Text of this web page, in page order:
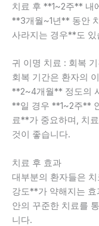
치료 후 **1~2주** 내
**3개월~1년** 동안
사라지는 경우**도 있
귀 이명 치료 : 회복
회복 기간은 환자의
**2~4개월** 정도의
**일 경우 **1~2주**
료**가 중요하며, 치
것이 좋습니다.
치료 후 효과
대부분의 환자들은
강도**가 약해지는
안의 꾸준한 치료를
니다.